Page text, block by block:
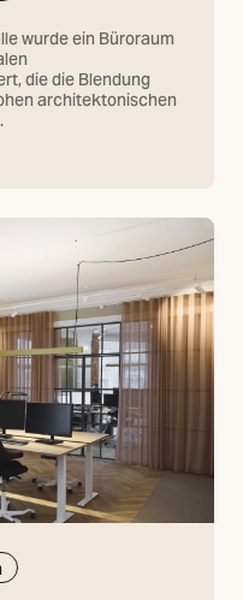
wurde ein Büroraum
die die Blendung
architektonischen